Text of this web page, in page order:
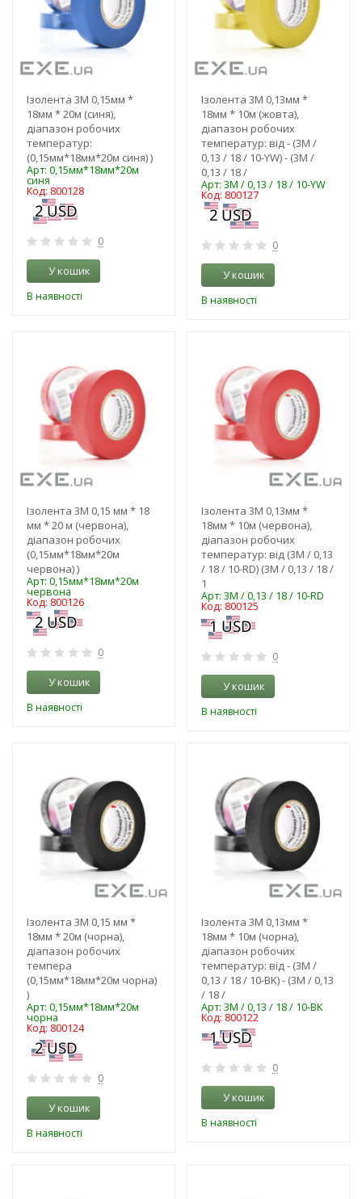
Ізолента 3M 0,15мм *
18мм * 20м (синя),
діапазон робочих
температур:
(0,15мм*18мм*20м синя) )
Арт: 0,15мм*18мм*20м
синя
Код: 800128
0
У кошик
В наявності
Ізолента 3M 0,13мм *
18мм * 10м (жовта),
діапазон робочих
температур: від - (3M /
0,13 / 18 / 10-YW) - (3M /
0,13 / 18 /
Арт: 3M / 0,13 / 18 / 10-YW
Код: 800127
0
У кошик
В наявності
Ізолента 3M 0,15 мм * 18
мм * 20 м (червона),
діапазон робочих
(0,15мм*18мм*20м
червона) )
Арт: 0,15мм*18мм*20м
червона
Код: 800126
0
У кошик
В наявності
Ізолента 3M 0,13мм *
18мм * 10м (червона),
діапазон робочих
температур: від (3M / 0,13
/ 18 / 10-RD) (3M / 0,13 / 18 /
1
Арт: 3M / 0,13 / 18 / 10-RD
Код: 800125
0
У кошик
В наявності
Ізолента 3M 0,15 мм *
18мм * 20м (чорна),
діапазон робочих
темпера
(0,15мм*18мм*20м чорна)
)
Арт: 0,15мм*18мм*20м
чорна
Код: 800124
0
У кошик
В наявності
Ізолента 3M 0,13мм *
18мм * 10м (чорна),
діапазон робочих
температур: від - (3M /
0,13 / 18 / 10-BK) - (3M / 0,13
/ 18 /
Арт: 3M / 0,13 / 18 / 10-BK
Код: 800122
0
У кошик
В наявності